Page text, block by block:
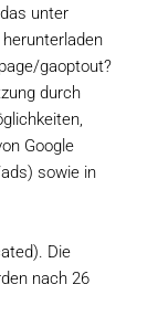
unter
gaoptout?
durch
Google
sowie in
Die
nach 26